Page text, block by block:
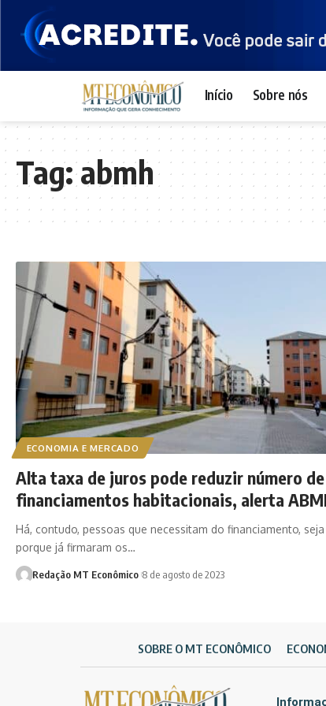
Início Sobre nós
Tag:abmh
ECONOMIA E MERCADO
Alta taxa de juros pode reduzir número de
financiamentos habitacionais, alerta
Há, contudo, pessoas que necessitam do financiamento, seja
porque já firmaram os…
Redação MT Econômico 8 de agosto de 2023
SOBRE O MT ECONÔMICO